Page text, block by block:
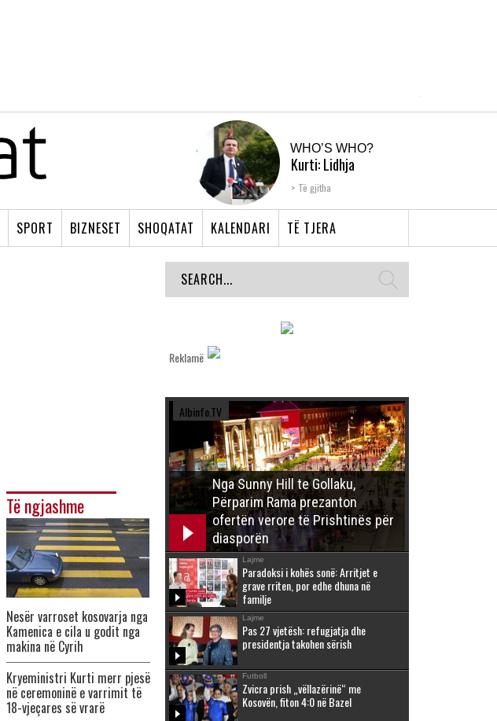
WHO’S WHO?
Kurti: Lidhja
Shqiptare e Prizrenit,
Të gjitha
SPORT BIZNESET SHOQATAT KALENDARI TË TJERA
Të ngjashme
Nesër varroset kosovarja nga
Kamenica e cila u godit nga
makina në Cyrih
Kryeministri Kurti merr pjesë
në ceremoninë e varrimit të
18-vjeçares së vrarë
Reklamë
Albinfo.TV
Nga Sunny Hill te Gollaku,
Përparim Rama prezanton
ofertën verore të Prishtinës për
diasporën
Lajme
Paradoksi i kohës sonë: Arritjet e
grave rriten, por edhe dhuna në
familje
Lajme
Pas 27 vjetësh: refugjatja dhe
presidentja takohen sërish
Futboll
Zvicra prish „vëllazërinë“ me
Kosovën, fiton 4:0 në Bazel